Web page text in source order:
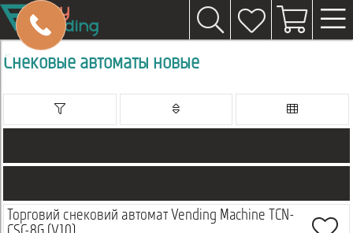
Снековые автоматы новые
Торговий снековий автомат Vending Machine TCN-